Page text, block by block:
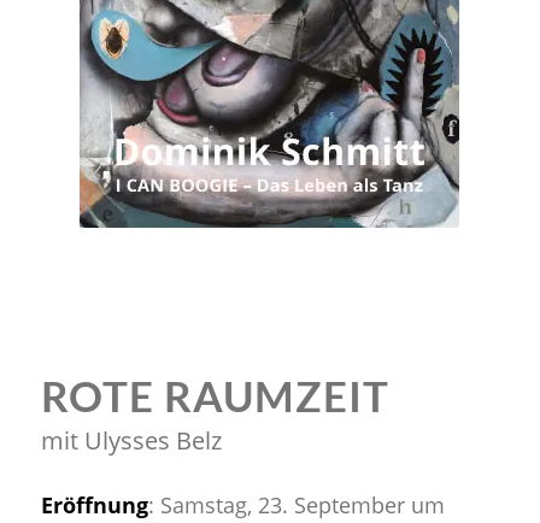
ROTE RAUMZEIT
mit Ulysses Belz
Eröffnung: Samstag, 23. September um